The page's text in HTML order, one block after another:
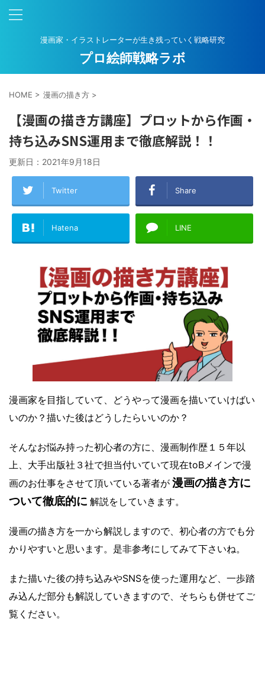
漫画家・イラストレーターが生き残っていく戦略研究
プロ絵師戦略ラボ
HOME > 漫画の描き方 >
【漫画の描き方講座】プロットから作画・
持ち込みSNS運用まで徹底解説！！
更新日： 2021年9月18日
Twitter Share
Hatena LINE
漫画家を目指していて、どうやって漫画を描いていけばい
いのか？描いた後はどうしたらいいのか？
そんなお悩み持った初心者の方に、漫画制作歴１５年以
上、大手出版社３社で担当付いていて現在toBメインで漫
画のお仕事をさせて頂いている著者が 漫画の描き方に
ついて徹底的に 解説をしていきます。
漫画の描き方を一から解説しますので、初心者の方でも分
かりやすいと思います。是非参考にしてみて下さいね。
また描いた後の持ち込みやSNSを使った運用など、一歩踏
み込んだ部分も解説していきますので、そちらも併せてご
覧ください。